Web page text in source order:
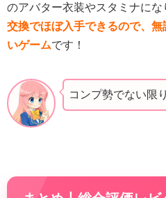
のアバター衣装やスタミナにな
交換でほぼ入手できるので、
いゲームです！
コンプ勢でない限